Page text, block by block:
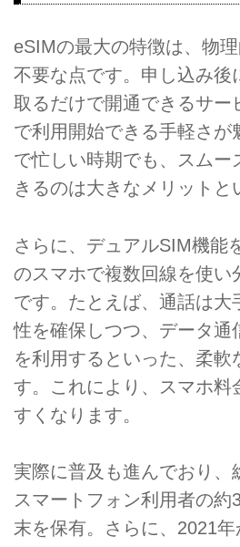
eSIMの最大の特徴は、物
不要な点です。申し込み後
取るだけで開通できるサー
で利用開始できる手軽さが
で忙しい時期でも、スムー
きるのは大きなメリットと
さらに、デュアルSIM機能
のスマホで複数回線を使い
です。たとえば、通話は大
性を確保しつつ、データ通
を利用するといった、柔軟
す。これにより、スマホ料
すくなります。
実際に普及も進んでおり、
スマートフォン利用者の約
末を保有。さらに、2021